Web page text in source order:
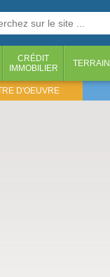
CRÉDIT
IMMOBILIER
D'OEUVRE